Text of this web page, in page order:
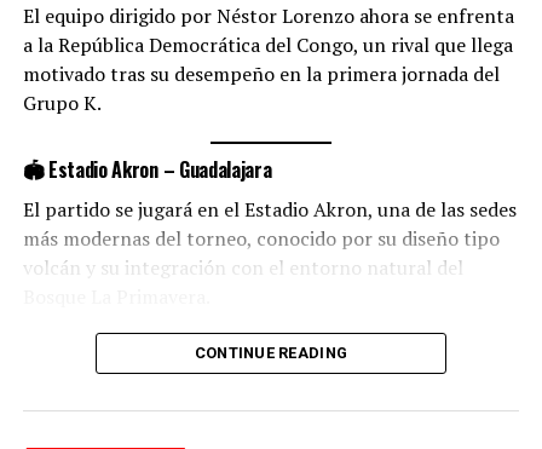
🕛 12:00 p.m. (hora Colombia)
📍 Grupo K – Mundial 2026
📺 Transmisión
👉 Este partido será transmitido
Colombia Internacional
El equipo dirigido por Néstor Lorenzo ahora se enfrenta
a la República Democrática del Congo, un rival que llega
motivado tras su desempeño en la primera jornada del
Grupo K.
🏟️ Estadio Akron – Guadalajara
El partido se jugará en el Estadio Akron, una de las sedes
más modernas del torneo, conocido por su diseño tipo
volcán y su integración con el entorno natural del
El recinto cuenta con mejoras tecnológicas, pantallas
en todas las áreas, césped híbrido y espacios inclusivos
como las “Sensory Room”.
CONTINUE READING